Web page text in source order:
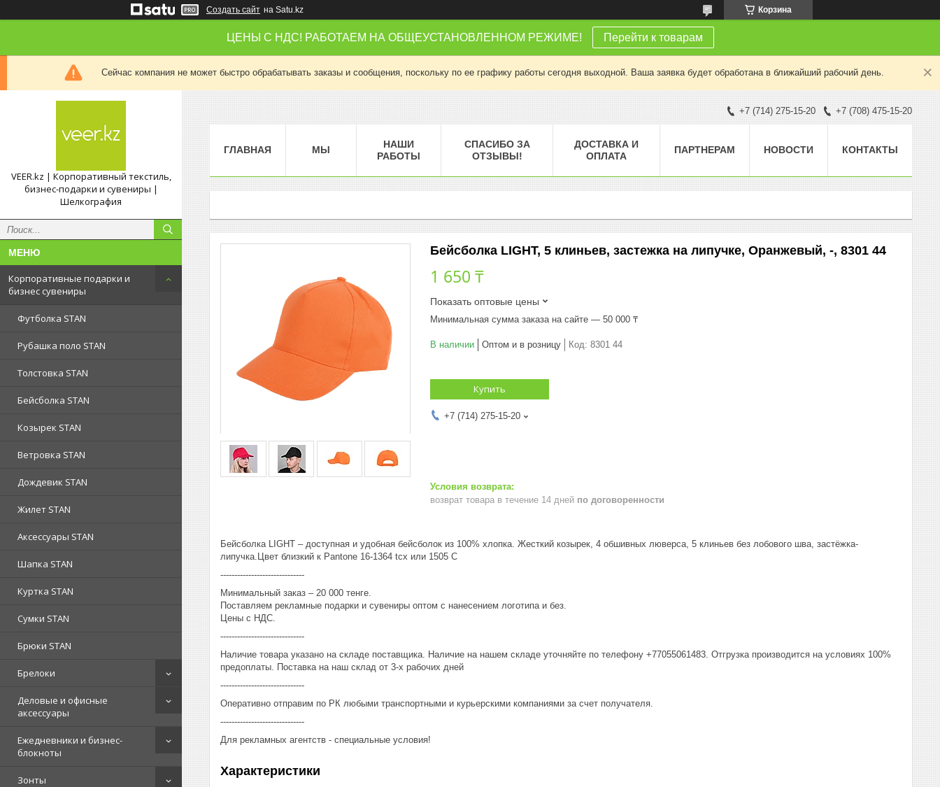
Создать сайт на Satu.kz Корзина
ЦЕНЫ С НДС! РАБОТАЕМ НА ОБЩЕУСТАНОВЛЕННОМ РЕЖИМЕ! Перейти к товарам
Сейчас компания не может быстро обрабатывать заказы и сообщения, поскольку по ее графику работы сегодня выходной. Ваша заявка будет обработана в ближайший рабочий день.
VEER.kz | Корпоративный текстиль,
бизнес-подарки и сувениры |
Шелкография
Корпоративные подарки и
бизнес сувениры
Футболка STAN
Рубашка поло STAN
Толстовка STAN
Бейсболка STAN
Козырек STAN
Ветровка STAN
Дождевик STAN
Жилет STAN
Аксессуары STAN
Шапка STAN
Куртка STAN
Сумки STAN
Брюки STAN
Брелоки
Деловые и офисные
аксессуары
Ежедневники и бизнес-
блокноты
Зонты
+7 (714) 275-15-20 +7 (708) 475-15-20
ГЛАВНАЯ МЫ
НАШИ
РАБОТЫ
СПАСИБО ЗА
ОТЗЫВЫ!
ДОСТАВКА И
ОПЛАТА
ПАРТНЕРАМ НОВОСТИ КОНТАКТЫ
Бейсболка LIGHT, 5 клиньев, застежка на липучке, Оранжевый, -, 8301 44
1 650 ₸
Показать оптовые цены
Минимальная сумма заказа на сайте — 50 000 ₸
В наличии Оптом и в розницу Код: 8301 44
Купить
+7 (714) 275-15-20
возврат товара в течение 14 дней по договоренности
Бейсболка LIGHT – доступная и удобная бейсболок из 100% хлопка. Жесткий козырек, 4 обшивных люверса, 5 клиньев без лобового шва, застёжка-
липучка.Цвет близкий к Pantone 16-1364 tcx или 1505 С
------------------------------
Минимальный заказ – 20 000 тенге.
Поставляем рекламные подарки и сувениры оптом с нанесением логотипа и без.
Цены с НДС.
------------------------------
Наличие товара указано на складе поставщика. Наличие на нашем складе уточняйте по телефону +77055061483. Отгрузка производится на условиях 100%
предоплаты. Поставка на наш склад от 3-x рабочих дней
------------------------------
Оперативно отправим по РК любыми транспортными и курьерскими компаниями за счет получателя.
------------------------------
Для рекламных агентств - специальные условия!
Характеристики